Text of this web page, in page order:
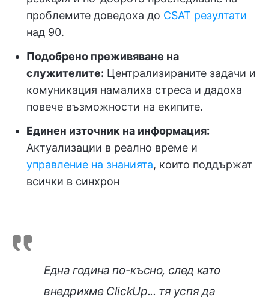
проблемите доведоха до CSAT резултати
над 90.
Подобрено преживяване на
служителите: Централизираните задачи и
комуникация намалиха стреса и дадоха
повече възможности на екипите.
Единен източник на информация:
Актуализации в реално време и
управление на знанията, които поддържат
всички в синхрон
Една година по-късно, след като
внедрихме ClickUp... тя успя да